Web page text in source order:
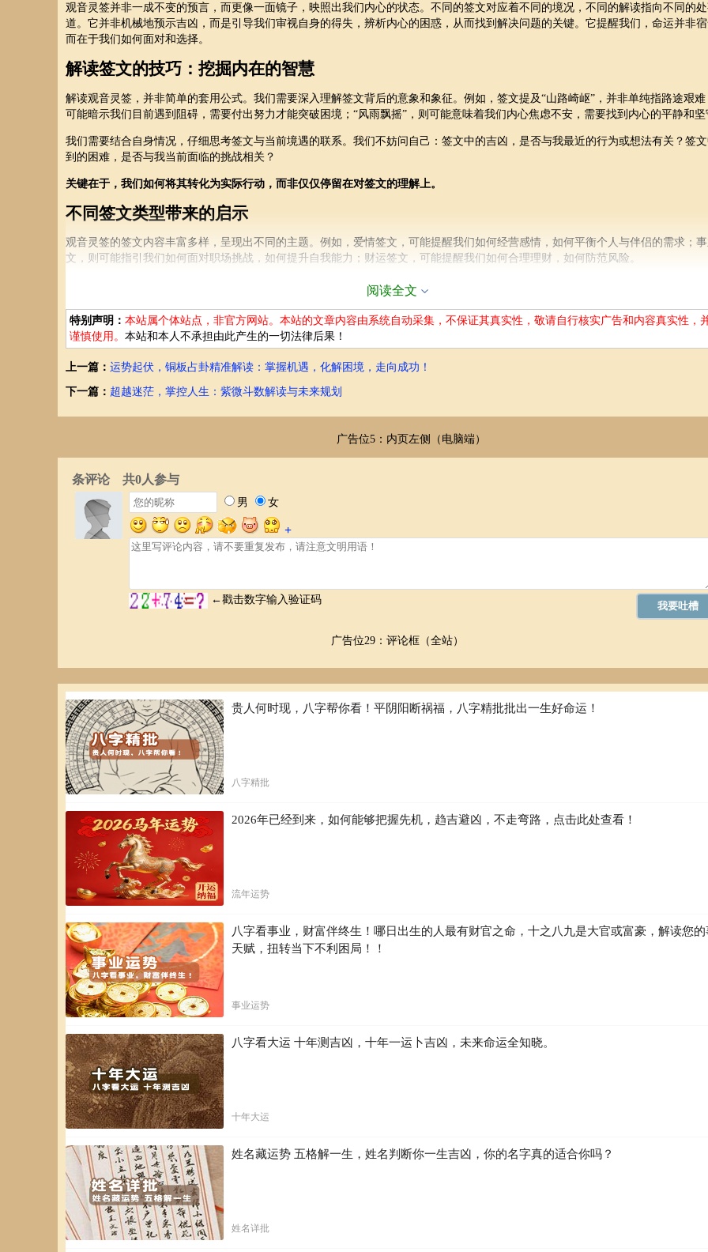
观音灵签并非一成不变的预言，而更像一面镜子，映照出我们内心的状态。不同的签文对应着不同的境况，不同的解读指向不同的
道。它并非机械地预示吉凶，而是引导我们审视自身的得失，辨析内心的困惑，从而找到解决问题的关键。它提醒我们，命运并非
而在于我们如何面对和选择。
解读签文的技巧：挖掘内在的智慧
解读观音灵签，并非简单的套用公式。我们需要深入理解签文背后的意象和象征。例如，签文提及“山路崎岖”，并非单纯指路途艰难
可能暗示我们目前遇到阻碍，需要付出努力才能突破困境；“风雨飘摇”，则可能意味着我们内心焦虑不安，需要找到内心的平静和坚
我们需要结合自身情况，仔细思考签文与当前境遇的联系。我们不妨问自己：签文中的吉凶，是否与我最近的行为或想法有关？签
到的困难，是否与我当前面临的挑战相关？
关键在于，我们如何将其转化为实际行动，而非仅仅停留在对签文的理解上。
不同签文类型带来的启示
观音灵签的签文内容丰富多样，呈现出不同的主题。例如，爱情签文，可能提醒我们如何经营感情，如何平衡个人与伴侣的需求；
文，则可能指引我们如何面对职场挑战，如何提升自我能力；财运签文，可能提醒我们如何合理理财，如何防范风险。
每个签文都蕴含着深刻的哲理，等待我们去挖掘。它让我们有机会审视自己的行为、思考自己的方向，并从中找到人生的平衡点。
实践与觉悟：行动是检验真理的唯一标准
解读观音灵签，仅仅是开始。更重要的是，将签文中的启示转化为实际行动，在实践中检验其价值。这意味着，我们需要主动调整
心态，改变不当的行为，积极面对挑战。只有如此，才能真正体会到观音灵签的指引价值，并最终掌控自己的命运。
迷茫时，灵签可以指引方向；顺遂时，灵签可以提醒警觉。最终，观音灵签的意义不在于预言未来，而在于帮助我们在当下清晰地
厄中取得进步，最终走出一条属于自己的精彩人生。
结语
观音灵签，不仅仅是一张纸上的文字，更是一面照见内心，指引前行的镜子。它提醒我们，命运掌握在自己手中，关键在于我们如
现实，如何调整心态，如何行动。让我们超越迷茫，解读观音灵签，寻找人生的平衡，掌控自己的命运。
阅读全文
特别声明： 本站属个体站点，非官方网站。本站的文章内容由系统自动采集，不保证其真实性，敬请自行核实广告和内容真实性，
谨慎使用。 本站和本人不承担由此产生的一切法律后果！
上一篇： 运势起伏，铜板占卦精准解读：掌握机遇，化解困境，走向成功！
下一篇： 超越迷茫，掌控人生：紫微斗数解读与未来规划
广告位5：内页左侧（电脑端）
广告位29：评论框（全站）
贵人何时现，八字帮你看！平阴阳断祸福，八字精批批出一生好命运！
八字精批
2026年已经到来，如何能够把握先机，趋吉避凶，不走弯路，点击此处查看！
流年运势
八字看事业，财富伴终生！哪日出生的人最有财官之命，十之八九是大官或富豪，解读您
天赋，扭转当下不利困局！！
事业运势
八字看大运 十年测吉凶，十年一运卜吉凶，未来命运全知晓。
十年大运
姓名藏运势 五格解一生，姓名判断你一生吉凶，你的名字真的适合你吗？
姓名详批